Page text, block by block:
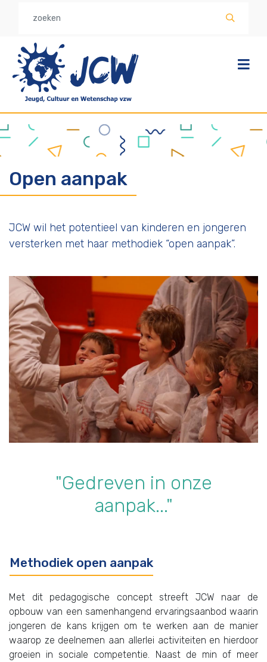
inhoud
Open aanpak
JCW wil het potentieel van kinderen en jongeren
versterken met haar methodiek “open aanpak”.
"Gedreven in onze
aanpak..."
Methodiek open aanpak
Met dit pedagogische concept streeft JCW naar de
opbouw van een samenhangend ervaringsaanbod waarin
jongeren de kans krijgen om te werken aan de manier
waarop ze deelnemen aan allerlei activiteiten en hierdoor
groeien in sociale competentie. Naast de min of meer